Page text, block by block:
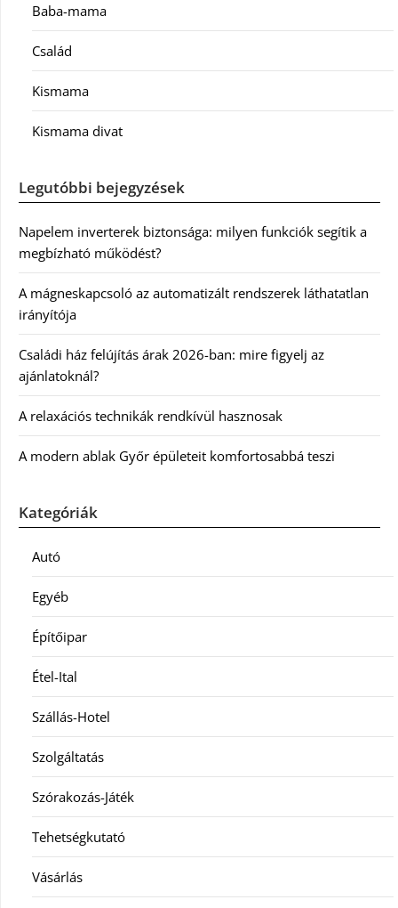
Baba-mama
Család
Kismama
Kismama divat
Legutóbbi bejegyzések
Napelem inverterek biztonsága: milyen funkciók segítik a
megbízható működést?
A mágneskapcsoló az automatizált rendszerek láthatatlan
irányítója
Családi ház felújítás árak 2026-ban: mire figyelj az
ajánlatoknál?
A relaxációs technikák rendkívül hasznosak
A modern ablak Győr épületeit komfortosabbá teszi
Kategóriák
Autó
Egyéb
Építőipar
Étel-Ital
Szállás-Hotel
Szolgáltatás
Szórakozás-Játék
Tehetségkutató
Vásárlás